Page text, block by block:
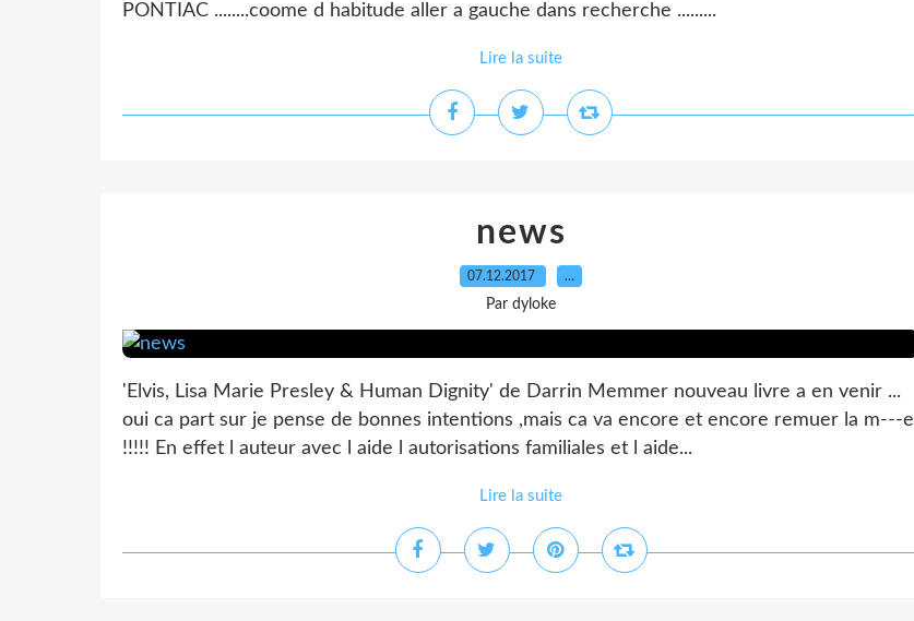
PONTIAC ........coome d habitude aller a gauche dans recherche .........
Lire la suite
news
07.12.2017 …
Par dyloke
'Elvis, Lisa Marie Presley & Human Dignity' de Darrin Memmer nouveau livre a en venir ...
oui ca part sur je pense de bonnes intentions ,mais ca va encore et encore remuer la m---e
!!!!! En effet l auteur avec l aide l autorisations familiales et l aide...
Lire la suite